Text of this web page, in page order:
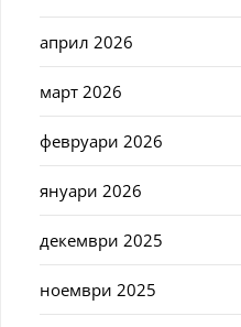
април 2026
март 2026
февруари 2026
януари 2026
декември 2025
ноември 2025